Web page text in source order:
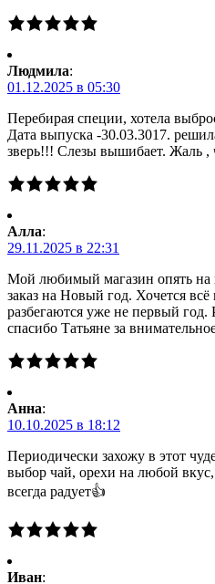
Людмила:
01.12.2025 в 05:30
Перебирая специи, хотела
Дата выпуска -30.03.3017.
зверь!!! Слезы вышибает. Жаль ,
Алла:
29.11.2025 в 22:31
Мой любимый магазин опять на
заказ на Новый год. Хочется всё
разбегаются уже не первый
спасибо Татьяне за
Анна:
10.10.2025 в 18:12
Периодически захожу в этот
выбор чай, орехи на любой вкус,
всегда радует👍
Иван: